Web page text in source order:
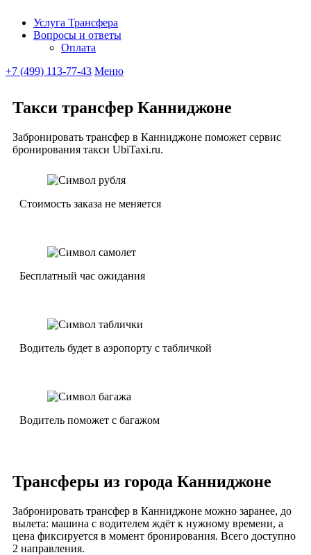
Ubitaxi
Услуга Трансфера
Вопросы и ответы
Оплата
+7 (499) 113-77-43 Меню
Такси трансфер Канниджоне
Забронировать трансфер в Канниджоне поможет сервис
бронирования такси UbiTaxi.ru.
Стоимость заказа не меняется
Бесплатный час ожидания
Водитель будет в аэропорту с табличкой
Водитель поможет с багажом
Трансферы из города Канниджоне
Забронировать трансфер в Канниджоне можно заранее, до
вылета: машина с водителем ждёт к нужному времени, а
цена фиксируется в момент бронирования. Всего доступно
2 направления.